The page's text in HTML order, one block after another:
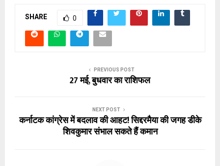
SHARE 0
PREVIOUS POST
27 मई, बुधवार का राशिफल
NEXT POST
कर्नाटक कांग्रेस में बदलाव की आहट! सिद्दरमैया की जगह डीके
शिवकुमार संभाल सकते हैं कमान